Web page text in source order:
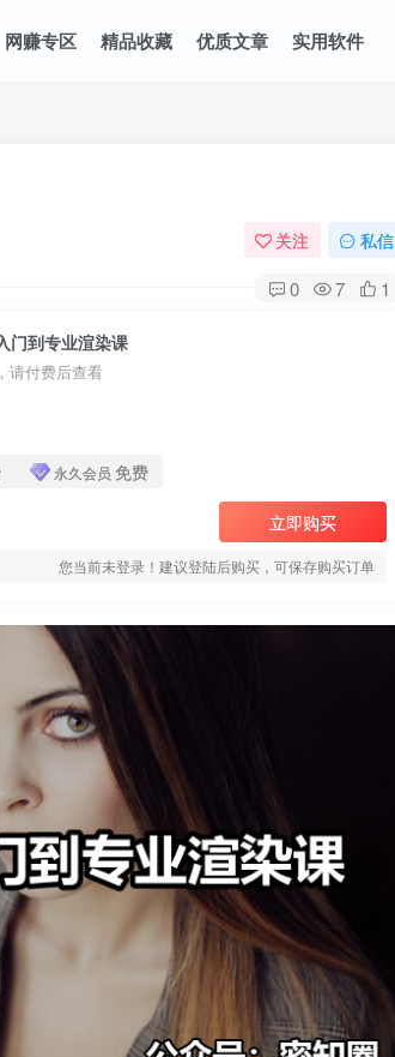
网赚专区 精品收藏 优质文章 实用软件
关注 私信
0 7 1
门到专业渲染课
请付费后查看
永久会员 免费
立即购买
您当前未登录！建议登陆后购买，可保存购买订单